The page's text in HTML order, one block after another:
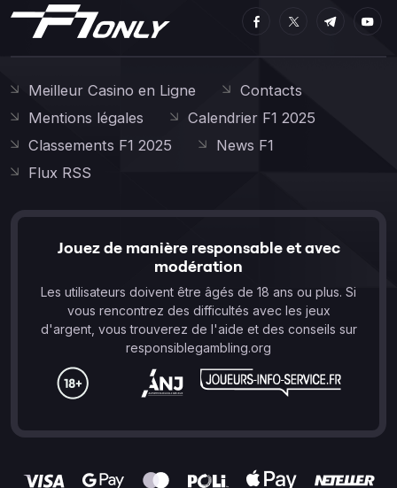
Meilleur Casino en Ligne
Contacts
Mentions légales
Calendrier F1 2025
Classements F1 2025
News F1
Flux RSS
Jouez de manière responsable et avec
modération
Les utilisateurs doivent être âgés de 18 ans ou plus. Si
vous rencontrez des difficultés avec les jeux
d'argent, vous trouverez de l'aide et des conseils sur
responsiblegambling.org